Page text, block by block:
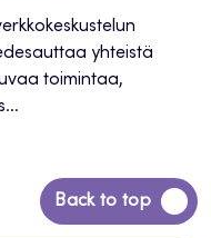
yhteistä
toimintaa,
Back to top
Siirry
takaisin